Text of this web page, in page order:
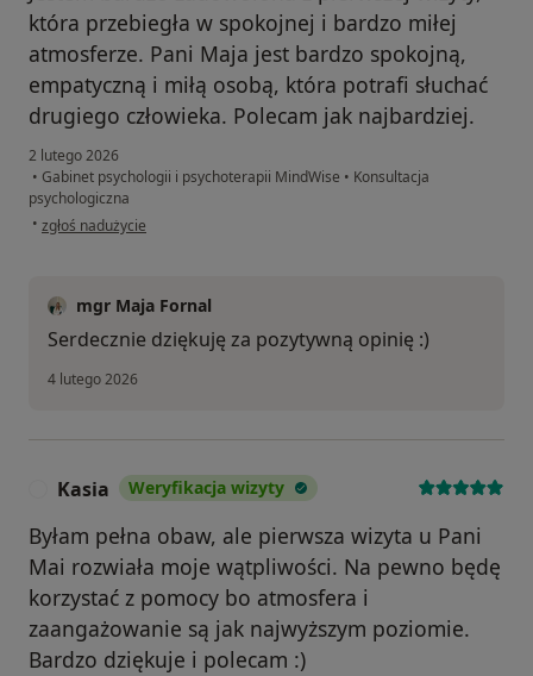
która przebiegła w spokojnej i bardzo miłej
atmosferze. Pani Maja jest bardzo spokojną,
empatyczną i miłą osobą, która potrafi słuchać
drugiego człowieka. Polecam jak najbardziej.
2 lutego 2026
• Gabinet psychologii i psychoterapii MindWise • Konsultacja
psychologiczna
• w opinii użytkownika Wiktoria
zgłoś nadużycie
mgr Maja Fornal
Serdecznie dziękuję za pozytywną opinię :)
4 lutego 2026
Kasia Weryfikacja wizyty
Byłam pełna obaw, ale pierwsza wizyta u Pani
Mai rozwiała moje wątpliwości. Na pewno będę
korzystać z pomocy bo atmosfera i
zaangażowanie są jak najwyższym poziomie.
Bardzo dziękuje i polecam :)